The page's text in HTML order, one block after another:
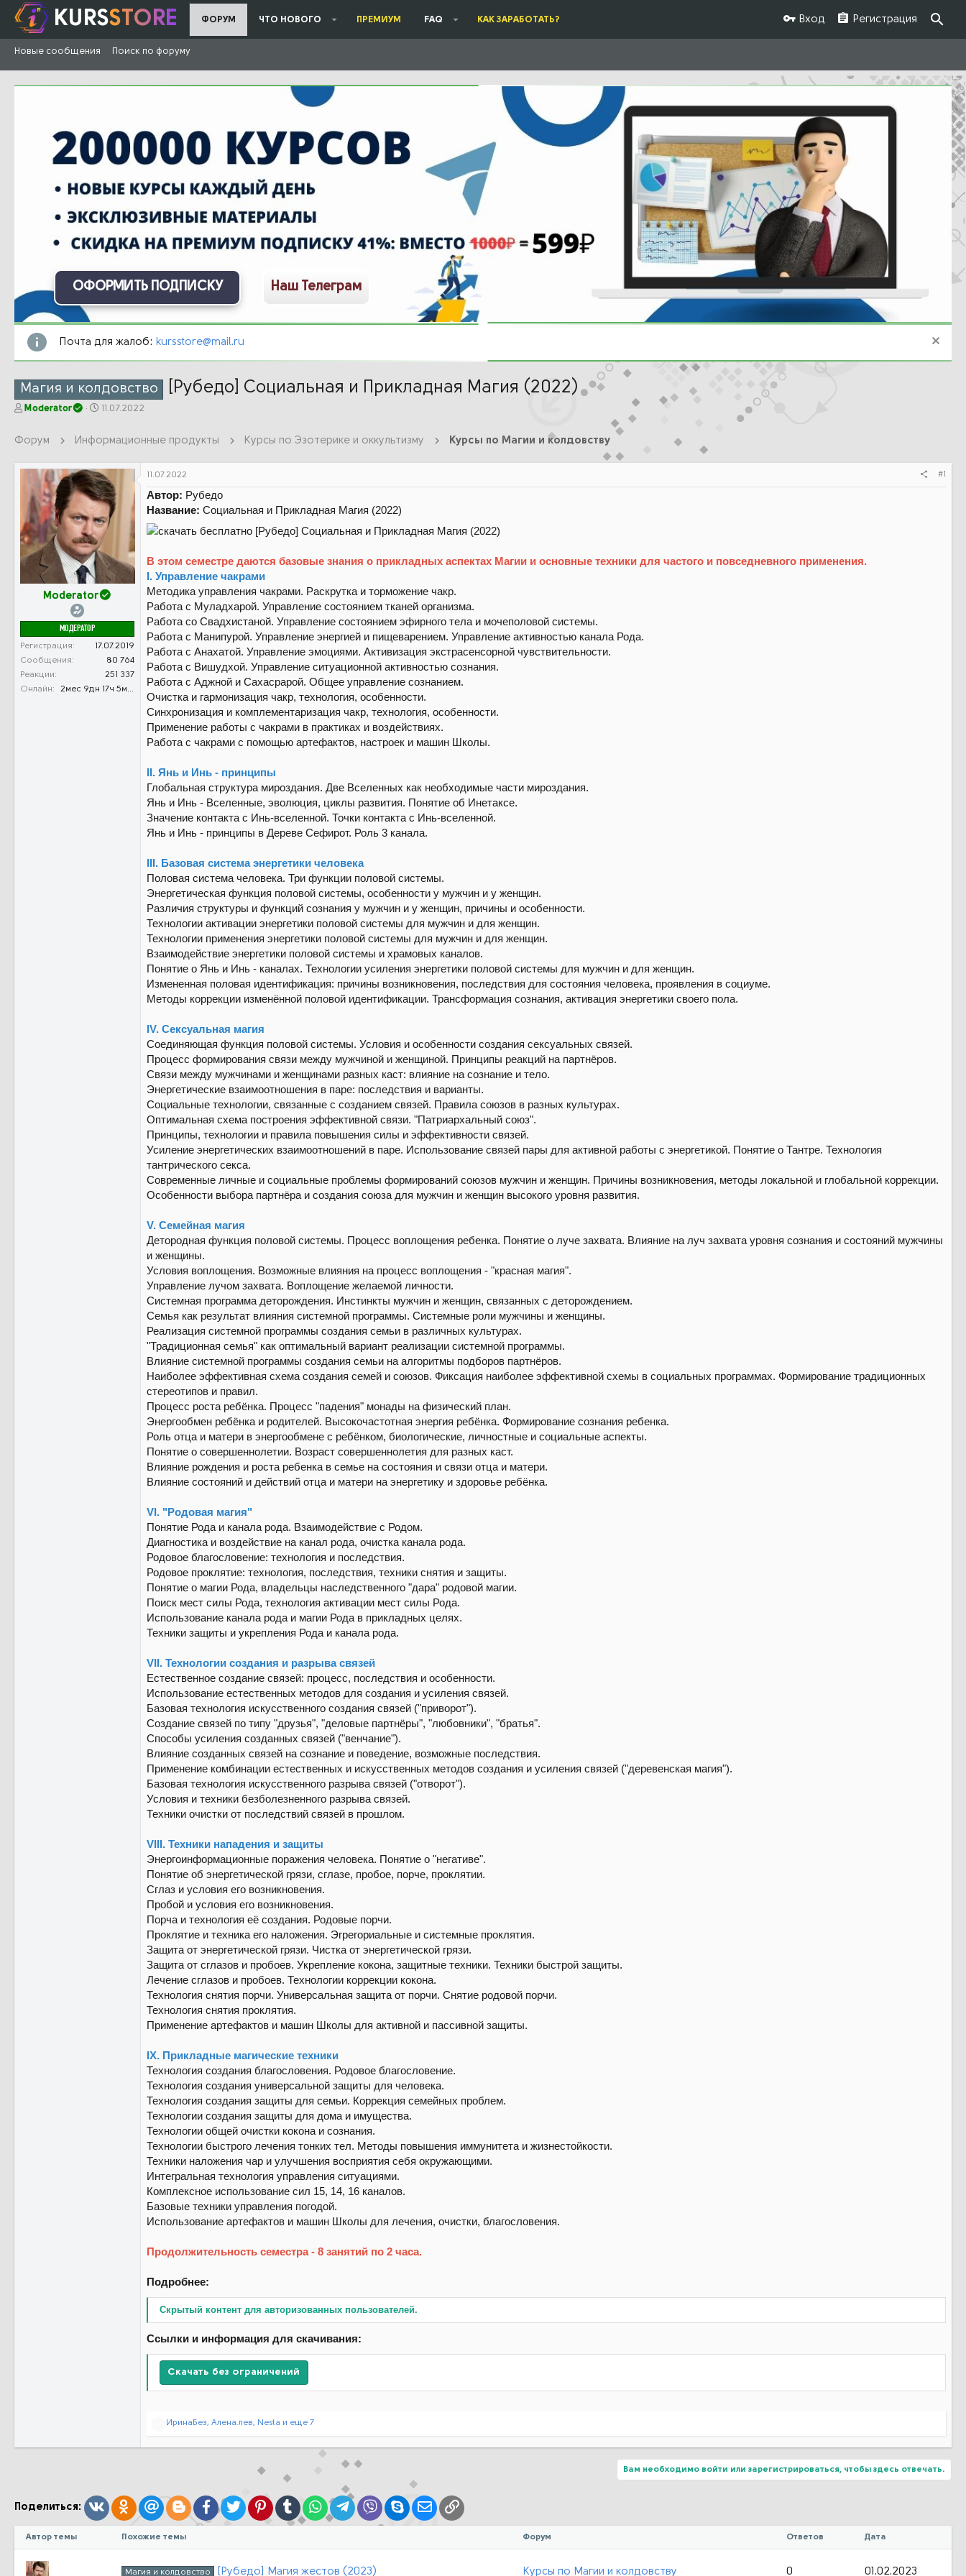
KURSSTORE ФОРУМ ЧТО НОВОГО ПРЕМИУМ FAQ КАК ЗАРАБОТАТЬ? Вход Регистрация
Новые сообщения Поиск по форуму
ОФОРМИТЬ ПОДПИСКУ Наш Телеграм
Почта для жалоб: kursstore@mail.ru
Магия и колдовство [Рубедо] Социальная и Прикладная Магия (2022)
А
о
Moderator
Д
а
а
ч
а
а
11.07.2022
Форум Информационные продукты Курсы по Эзотерике и оккультизму Курсы по Магии и колдовству
Moderator
МОДЕРАТОР
Регистрация
17.07.2019
Сообщения
80 764
Реакции
251 337
Онлайн
2мес 9дн 17ч 5м 34с
11.07.2022 #1
Автор: Рубедо
Название: Социальная и Прикладная Магия (2022)
В этом семестре даются базовые знания о прикладных аспектах Магии и основные техники для частого и повседневного применения.
I. Управление чакрами
Методика управления чакрами. Раскрутка и торможение чакр.
Работа с Муладхарой. Управление состоянием тканей организма.
Работа со Свадхистаной. Управление состоянием эфирного тела и мочеполовой системы.
Работа с Манипурой. Управление энергией и пищеварением. Управление активностью канала Рода.
Работа с Анахатой. Управление эмоциями. Активизация экстрасенсорной чувствительности.
Работа с Вишудхой. Управление ситуационной активностью сознания.
Работа с Аджной и Сахасрарой. Общее управление сознанием.
Очистка и гармонизация чакр, технология, особенности.
Синхронизация и комплементаризация чакр, технология, особенности.
Применение работы с чакрами в практиках и воздействиях.
Работа с чакрами с помощью артефактов, настроек и машин Школы.
II. Янь и Инь - принципы
Глобальная структура мироздания. Две Вселенных как необходимые части мироздания.
Янь и Инь - Вселенные, эволюция, циклы развития. Понятие об Инетаксе.
Значение контакта с Инь-вселенной. Точки контакта с Инь-вселенной.
Янь и Инь - принципы в Дереве Сефирот. Роль 3 канала.
III. Базовая система энергетики человека
Половая система человека. Три функции половой системы.
Энергетическая функция половой системы, особенности у мужчин и у женщин.
Различия структуры и функций сознания у мужчин и у женщин, причины и особенности.
Технологии активации энергетики половой системы для мужчин и для женщин.
Технологии применения энергетики половой системы для мужчин и для женщин.
Взаимодействие энергетики половой системы и храмовых каналов.
Понятие о Янь и Инь - каналах. Технологии усиления энергетики половой системы для мужчин и для женщин.
Измененная половая идентификация: причины возникновения, последствия для состояния человека, проявления в социуме.
Методы коррекции изменённой половой идентификации. Трансформация сознания, активация энергетики своего пола.
IV. Сексуальная магия
Соединяющая функция половой системы. Условия и особенности создания сексуальных связей.
Процесс формирования связи между мужчиной и женщиной. Принципы реакций на партнёров.
Связи между мужчинами и женщинами разных каст: влияние на сознание и тело.
Энергетические взаимоотношения в паре: последствия и варианты.
Социальные технологии, связанные с созданием связей. Правила союзов в разных культурах.
Оптимальная схема построения эффективной связи. "Патриархальный союз".
Принципы, технологии и правила повышения силы и эффективности связей.
Усиление энергетических взаимоотношений в паре. Использование связей пары для активной работы с энергетикой. Понятие о Тантре. Технология
тантрического секса.
Современные личные и социальные проблемы формирований союзов мужчин и женщин. Причины возникновения, методы локальной и глобальной коррекции.
Особенности выбора партнёра и создания союза для мужчин и женщин высокого уровня развития.
V. Семейная магия
Детородная функция половой системы. Процесс воплощения ребенка. Понятие о луче захвата. Влияние на луч захвата уровня сознания и состояний мужчины
и женщины.
Условия воплощения. Возможные влияния на процесс воплощения - "красная магия".
Управление лучом захвата. Воплощение желаемой личности.
Системная программа деторождения. Инстинкты мужчин и женщин, связанных с деторождением.
Семья как результат влияния системной программы. Системные роли мужчины и женщины.
Реализация системной программы создания семьи в различных культурах.
"Традиционная семья" как оптимальный вариант реализации системной программы.
Влияние системной программы создания семьи на алгоритмы подборов партнёров.
Наиболее эффективная схема создания семей и союзов. Фиксация наиболее эффективной схемы в социальных программах. Формирование традиционных
стереотипов и правил.
Процесс роста ребёнка. Процесс "падения" монады на физический план.
Энергообмен ребёнка и родителей. Высокочастотная энергия ребёнка. Формирование сознания ребенка.
Роль отца и матери в энергообмене с ребёнком, биологические, личностные и социальные аспекты.
Понятие о совершеннолетии. Возраст совершеннолетия для разных каст.
Влияние рождения и роста ребенка в семье на состояния и связи отца и матери.
Влияние состояний и действий отца и матери на энергетику и здоровье ребёнка.
VI. "Родовая магия"
Понятие Рода и канала рода. Взаимодействие с Родом.
Диагностика и воздействие на канал рода, очистка канала рода.
Родовое благословение: технология и последствия.
Родовое проклятие: технология, последствия, техники снятия и защиты.
Понятие о магии Рода, владельцы наследственного "дара" родовой магии.
Поиск мест силы Рода, технология активации мест силы Рода.
Использование канала рода и магии Рода в прикладных целях.
Техники защиты и укрепления Рода и канала рода.
VII. Технологии создания и разрыва связей
Естественное создание связей: процесс, последствия и особенности.
Использование естественных методов для создания и усиления связей.
Базовая технология искусственного создания связей ("приворот").
Создание связей по типу "друзья", "деловые партнёры", "любовники", "братья".
Способы усиления созданных связей ("венчание").
Влияние созданных связей на сознание и поведение, возможные последствия.
Применение комбинации естественных и искусственных методов создания и усиления связей ("деревенская магия").
Базовая технология искусственного разрыва связей ("отворот").
Условия и техники безболезненного разрыва связей.
Техники очистки от последствий связей в прошлом.
VIII. Техники нападения и защиты
Энергоинформационные поражения человека. Понятие о "негативе".
Понятие об энергетической грязи, сглазе, пробое, порче, проклятии.
Сглаз и условия его возникновения.
Пробой и условия его возникновения.
Порча и технология её создания. Родовые порчи.
Проклятие и техника его наложения. Эгрегориальные и системные проклятия.
Защита от энергетической грязи. Чистка от энергетической грязи.
Защита от сглазов и пробоев. Укрепление кокона, защитные техники. Техники быстрой защиты.
Лечение сглазов и пробоев. Технологии коррекции кокона.
Технология снятия порчи. Универсальная защита от порчи. Снятие родовой порчи.
Технология снятия проклятия.
Применение артефактов и машин Школы для активной и пассивной защиты.
IX. Прикладные магические техники
Технология создания благословения. Родовое благословение.
Технология создания универсальной защиты для человека.
Технология создания защиты для семьи. Коррекция семейных проблем.
Технологии создания защиты для дома и имущества.
Технологии общей очистки кокона и сознания.
Технологии быстрого лечения тонких тел. Методы повышения иммунитета и жизнестойкости.
Техники наложения чар и улучшения восприятия себя окружающими.
Интегральная технология управления ситуациями.
Комплексное использование сил 15, 14, 16 каналов.
Базовые техники управления погодой.
Использование артефактов и машин Школы для лечения, очистки, благословения.
Продолжительность семестра - 8 занятий по 2 часа.
Подробнее:
Скрытый контент для авторизованных пользователей.
Ссылки и информация для скачивания:
Скачать без ограничений
Р
:
ИринаБез, Алена.лев, Nesta и еще 7
Вам необходимо войти или зарегистрироваться, чтобы здесь отвечать.
Поделиться: ВконтактеОдноклассники
Mail.ruBloggerFacebook
TwitterPinterestTumblrWhatsAppTelegram
Viber SkypeЭлектронная почта
Ссылка
Автор темы Похожие темы Форум Ответов Дата
Магия и колдовство [Рубедо] Магия жестов (2023) Курсы по Магии и колдовству 0 01.02.2023